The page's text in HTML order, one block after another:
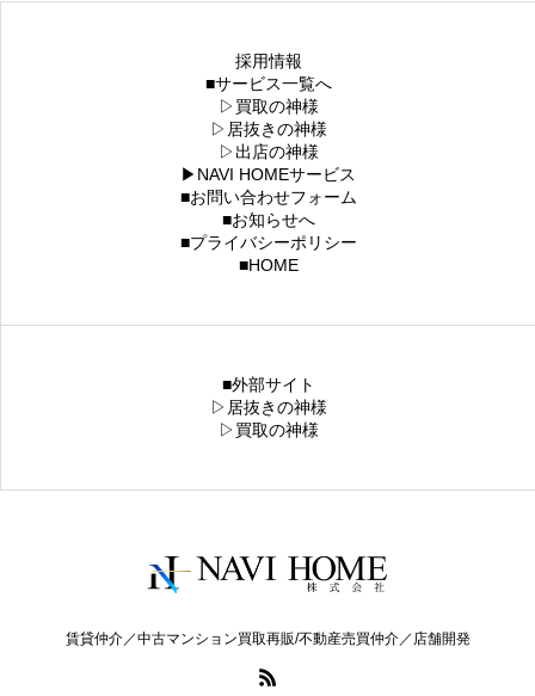
採用情報
■サービス一覧へ
▷買取の神様
▷居抜きの神様
▷出店の神様
▶NAVI HOMEサービス
■お問い合わせフォーム
■お知らせへ
■プライバシーポリシー
■HOME
■外部サイト
▷居抜きの神様
▷買取の神様
賃貸仲介／中古マンション買取再販/不動産売買仲介／店舗開発